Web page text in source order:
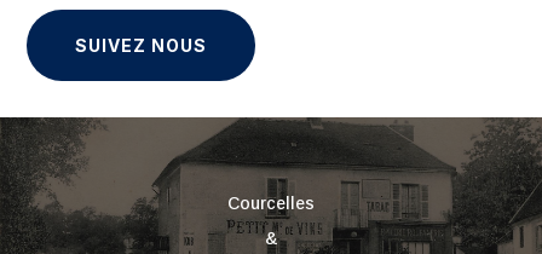
SUIVEZ NOUS
Courcelles
&